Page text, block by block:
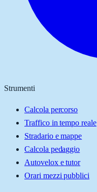
Strumenti
Calcola percorso
Traffico in tempo reale
Stradario e mappe
Calcola pedaggio
Autovelox e tutor
Orari mezzi pubblici